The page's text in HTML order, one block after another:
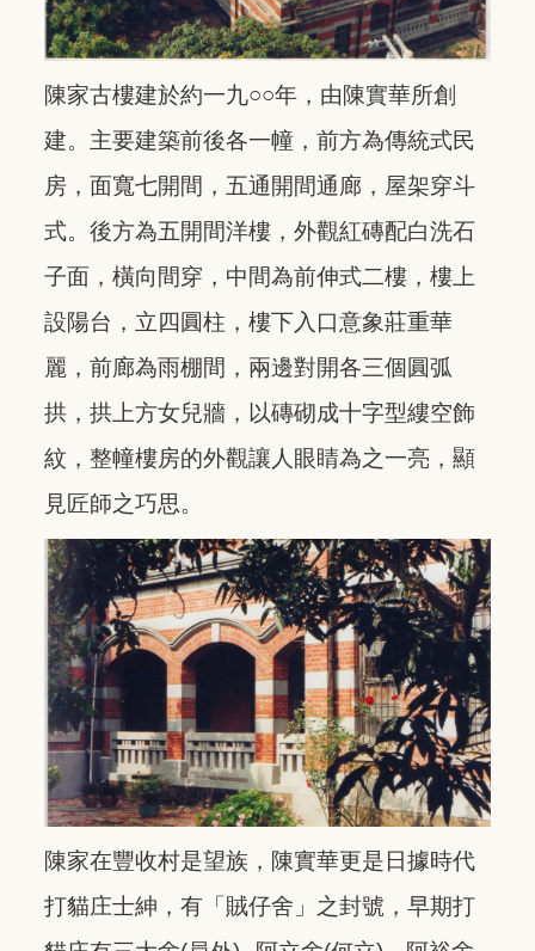
陳家古樓建於約一九○○年，由陳實華所創
建。主要建築前後各一幢，前方為傳統式民
房，面寬七開間，五通開間通廊，屋架穿斗
式。後方為五開間洋樓，外觀紅磚配白洗石
子面，橫向間穿，中間為前伸式二樓，樓上
設陽台，立四圓柱，樓下入口意象莊重華
麗，前廊為雨棚間，兩邊對開各三個圓弧
拱，拱上方女兒牆，以磚砌成十字型縷空飾
紋，整幢樓房的外觀讓人眼睛為之一亮，顯
見匠師之巧思。
陳家在豐收村是望族，陳實華更是日據時代
打貓庄士紳，有「賊仔舍」之封號，早期打